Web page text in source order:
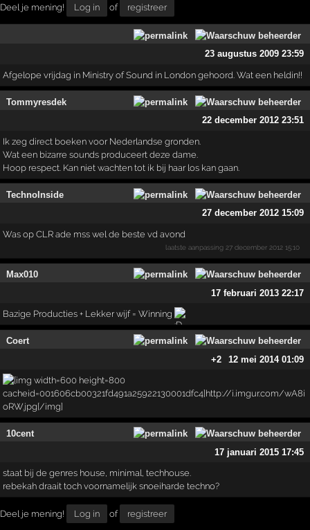
Deel je mening! Log in of registreer
23 augustus 2009 23:59
Afgelope vrijdag in Ministry of Sound in London gehoord. Wat een heldin!!
Tommyresdek
22 december 2012 23:51
Ik zeg direct boeken voor Nederlandse gronden.
Wat een bizarre sounds produceert deze dame.
Hoop respect. Kan niet wachten tot ik bij haar los kan gaan.
TechnoInside
27 december 2012 15:09
Was op CLR ade mss wel de beste vd avond
laatste aanpassing 27 december 2012 15:10
Max010
17 februari 2013 22:17
Bazige Producties + Lekker wijf = Winning
Coert
+2
12 mei 2014 01:09
10cent
17 januari 2015 17:45
staat bij de genres house, minimal, techhouse.
rebekah draait toch voornamelijk snoeiharde techno?
Deel je mening! Log in of registreer